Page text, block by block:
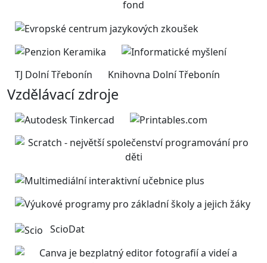
TJ Dolní Třebonín Knihovna Dolní Třebonín
Vzdělávací zdroje
ScioDat